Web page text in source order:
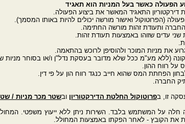
הפעולה כאשר בעל המניות הוא תאגיד
זו, בפרוטוקול החלטת הדירקטוריון ובשטר מכר מניות /
חלה על המשתמש בלבד. השירות ניתן ללא ייעוץ משפטי.
את הקובץ - לאחר הפקתו באמצעות המחולל.